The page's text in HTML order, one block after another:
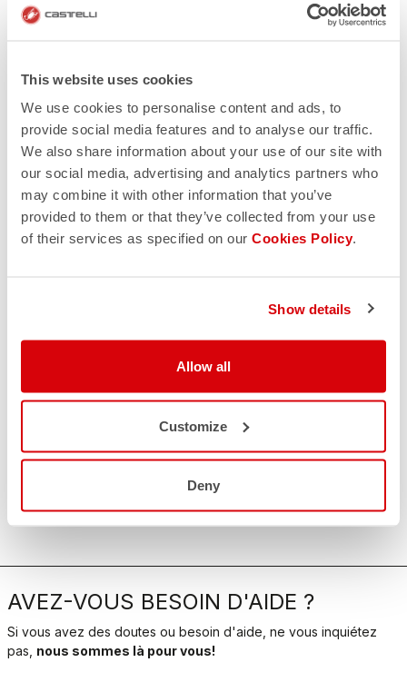
This website uses cookies
We use cookies to personalise content and ads, to
provide social media features and to analyse our traffic.
We also share information about your use of our site with
our social media, advertising and analytics partners who
may combine it with other information that you’ve
provided to them or that they’ve collected from your use
of their services as specified on our Cookies Policy.
Show details
Allow all
Customize
Deny
AVEZ-VOUS BESOIN D'AIDE ?
Si vous avez des doutes ou besoin d'aide, ne vous inquiétez
pas, nous sommes là pour vous!